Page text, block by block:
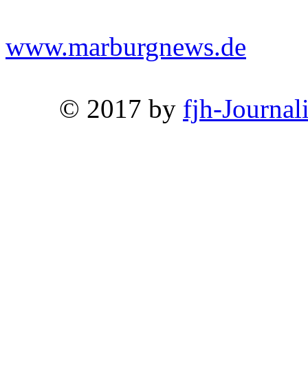
www.marburgnews.de
© 2017 by fjh-